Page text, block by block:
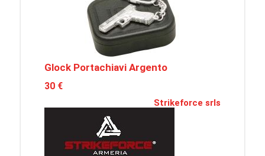
Glock Portachiavi Argento
30 €
Strikeforce srls